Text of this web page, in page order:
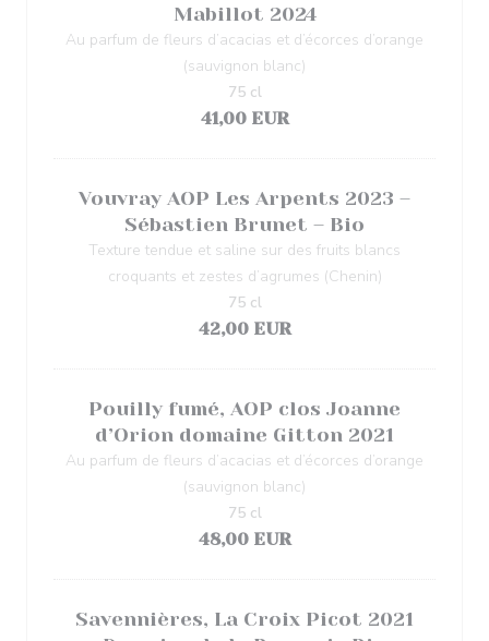
Mabillot 2024
Au parfum de fleurs d’acacias et d’écorces d’orange
(sauvignon blanc)
41,00 EUR
75 cl
Vouvray AOP Les Arpents 2023 –
Sébastien Brunet – Bio
Texture tendue et saline sur des fruits blancs
croquants et zestes d’agrumes (Chenin)
42,00 EUR
75 cl
Pouilly fumé, AOP clos Joanne
d’Orion domaine Gitton 2021
Au parfum de fleurs d’acacias et d’écorces d’orange
(sauvignon blanc)
48,00 EUR
75 cl
Savennières, La Croix Picot 2021